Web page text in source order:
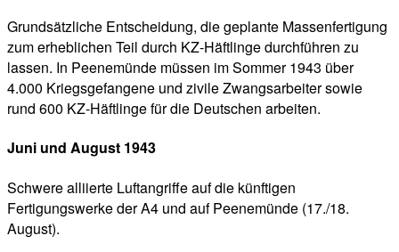
Grundsätzliche Entscheidung, die geplante Massenfertigung
zum erheblichen Teil durch KZ-Häftlinge durchführen zu
lassen. In Peenemünde müssen im Sommer 1943 über
4.000 Kriegsgefangene und zivile Zwangsarbeiter sowie
rund 600 KZ-Häftlinge für die Deutschen arbeiten.
Juni und August 1943
Schwere alliierte Luftangriffe auf die künftigen
Fertigungswerke der A4 und auf Peenemünde (17./18.
August).